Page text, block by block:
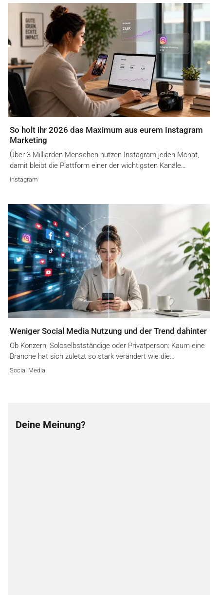
So holt ihr 2026 das Maximum aus eurem Instagram
Marketing
Über 3 Milliarden Menschen nutzen Instagram jeden Monat,
damit bleibt die Plattform einer der wichtigsten Kanäle…
Instagram
Weniger Social Media Nutzung und der Trend dahinter
Ob Konzern, Soloselbstständige oder Privatperson: Kaum eine
Branche hat sich zuletzt so stark verändert wie die…
Social Media
Deine Meinung?